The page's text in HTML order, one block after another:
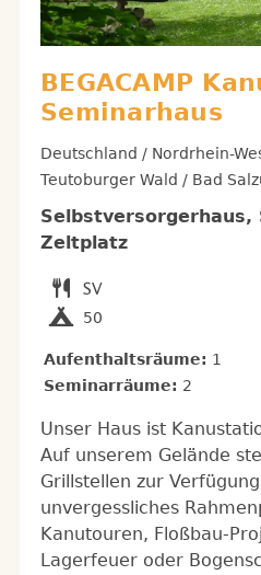
BEGACAMP
Seminarhaus
Deutschland / Nordrhein-
Teutoburger Wald / Bad
Selbstversorgerhaus,
Zeltplatz
50
Aufenthaltsräume: 1
Seminarräume: 2
Unser Haus ist
Auf unserem Gelände
Grillstellen zur
unvergessliches
Kanutouren, Floßbau-
Lagerfeuer oder